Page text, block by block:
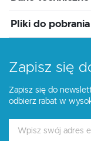
Pliki do pobrania
Zapisz się
Zapisz się do
odbierz rabat w